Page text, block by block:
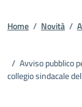
Home / Novità /
/ Avviso pubblico
collegio sindacale